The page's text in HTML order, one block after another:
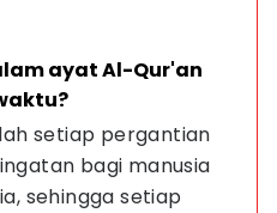
ayat Al-Qur'an
setiap pergantian
bagi manusia
sehingga setiap